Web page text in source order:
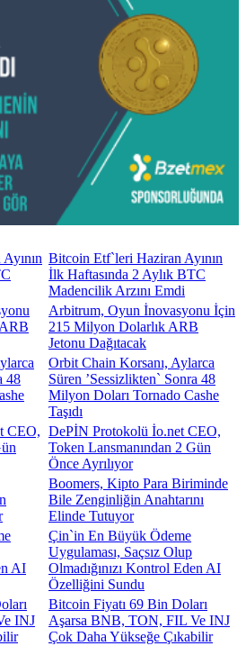
Bitcoin Etf`leri Haziran Ayının
İlk Haftasında 2 Aylık BTC
Madencilik Arzını Emdi
Arbitrum, Oyun İnovasyonu İçin
215 Milyon Dolarlık ARB
Jetonu Dağıtacak
Orbit Chain Korsanı, Aylarca
Süren ’Sessizlikten` Sonra 48
Milyon Doları Tornado Cashe
Taşıdı
DePİN Protokolü İo.net CEO,
Token Lansmanından 2 Gün
Önce Ayrılıyor
Boomers, Kipto Para Biriminde
Bile Zenginliğin Anahtarını
Elinde Tutuyor
Çin`in En Büyük Ödeme
Uygulaması, Saçsız Olup
Olmadığınızı Kontrol Eden AI
Özelliğini Sundu
Bitcoin Fiyatı 69 Bin Doları
Aşarsa BNB, TON, FIL Ve INJ
Çok Daha Yükseğe Çıkabilir